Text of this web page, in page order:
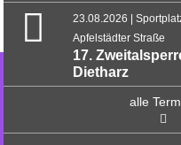
23.08.2026 |
Apfelstädter Straße
17.
Dietharz
alle